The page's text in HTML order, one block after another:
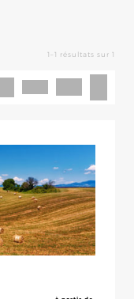
1–1 résultats sur 1